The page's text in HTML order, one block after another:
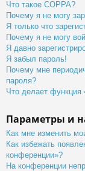
Что такое COPPA?
Почему я не могу
Я только что
Почему я не могу
Я давно
Я забыл пароль!
Почему мне
пароля?
Что делает функция
Параметры и
Как мне изменить
Как избежать
конференции»?
На конференции